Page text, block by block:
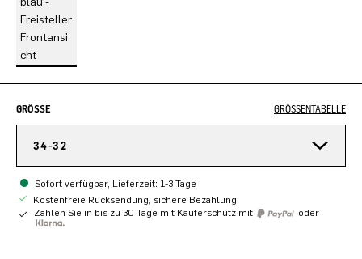
GRÖSSE GRÖSSENTABELLE
34-32
Sofort verfügbar, Lieferzeit: 1-3 Tage
Kostenfreie Rücksendung, sichere Bezahlung
Zahlen Sie in bis zu 30 Tage mit Käuferschutz mit
oder